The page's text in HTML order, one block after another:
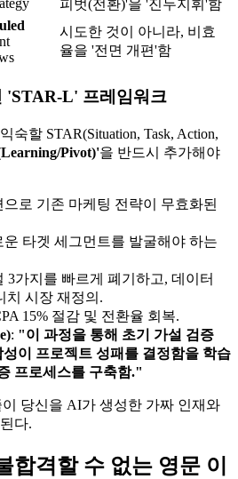
피벗(전환)'을 '진두지휘'함
시도한 것이 아니라, 비효
율을 '전면 개편'함
'STAR-L' 프레임워크
숙할 STAR(Situation, Task, Action,
Pivot)'​을 반드시 추가해야
으로 기존 마케팅 전략이 무효화된
운 타겟 세그먼트를 발굴해야 하는
3가지를 빠르게 폐기하고, 데이터
치 시장 재정의.
15% 절감 및 전환율 회복.
: "이 과정을 통해 초기 가설 검증
이 프로젝트 성패를 결정함을 학습
프로세스를 구축함."
이 당신을 AI가 생성한 가짜 인재와
다.
합격할 수 없는 영문 이